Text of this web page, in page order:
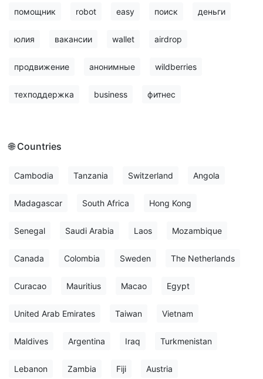
помощник robot easy поиск деньги
юлия вакансии wallet airdrop
продвижение анонимные wildberries
техподдержка business фитнес
🌐 Countries
Cambodia Tanzania Switzerland Angola
Madagascar South Africa Hong Kong
Senegal Saudi Arabia Laos Mozambique
Canada Colombia Sweden The Netherlands
Curacao Mauritius Macao Egypt
United Arab Emirates Taiwan Vietnam
Maldives Argentina Iraq Turkmenistan
Lebanon Zambia Fiji Austria